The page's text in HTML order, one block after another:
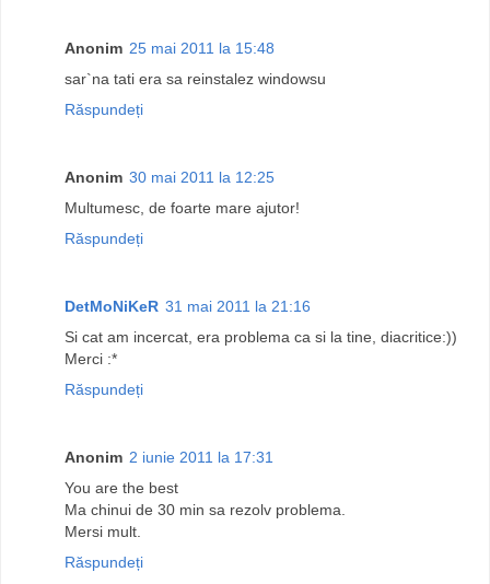
Anonim 25 mai 2011 la 15:48
sar`na tati era sa reinstalez windowsu
Răspundeți
Anonim 30 mai 2011 la 12:25
Multumesc, de foarte mare ajutor!
Răspundeți
DetMoNiKeR 31 mai 2011 la 21:16
Si cat am incercat, era problema ca si la tine, diacritice:))
Merci :*
Răspundeți
Anonim 2 iunie 2011 la 17:31
You are the best
Ma chinui de 30 min sa rezolv problema.
Mersi mult.
Răspundeți